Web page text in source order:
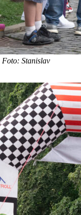
Foto: Stanislav